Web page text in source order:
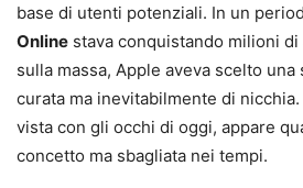
base di utenti potenziali. In un
Online stava conquistando milioni
sulla massa, Apple aveva scelto
curata ma inevitabilmente di
vista con gli occhi di oggi, appare
concetto ma sbagliata nei tempi.